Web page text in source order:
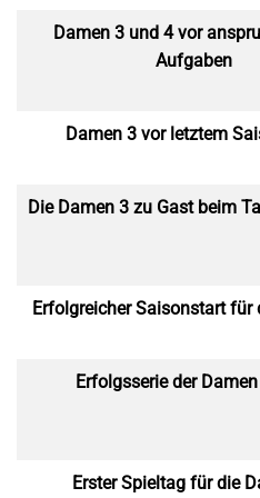
Damen 3 und 4 vor
Aufgaben
Damen 3 vor letztem
Die Damen 3 zu Gast beim
Erfolgreicher Saisonstart für
Erfolgsserie der
Erster Spieltag für die